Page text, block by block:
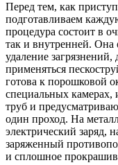
Перед тем, как
подготавливаем
процедура состоит в
так и внутренней. Она
удаление
применяться
готова к порошковой
специальных камерах,
труб и
один проход. На
электрический заряд,
заряженный
и сплошное